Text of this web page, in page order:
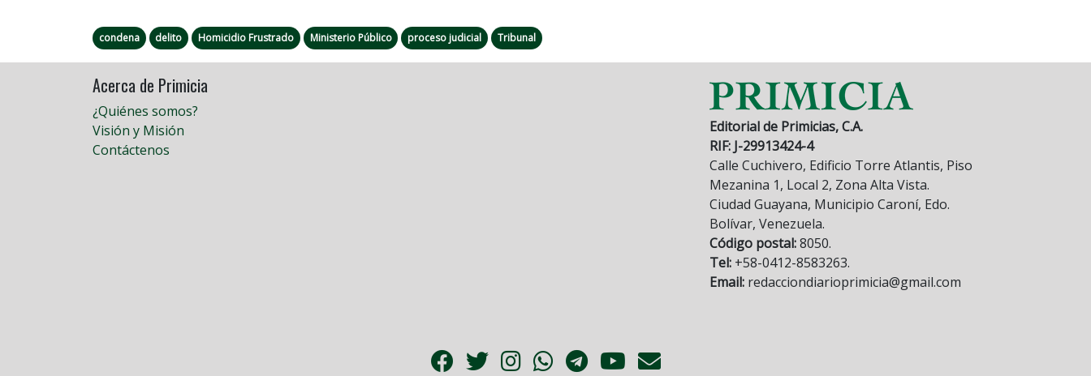
condena delito Homicidio Frustrado Ministerio Público proceso judicial Tribunal
Acerca de Primicia
¿Quiénes somos?
Visión y Misión
Contáctenos
Editorial de Primicias, C.A.
RIF: J-29913424-4
Calle Cuchivero, Edificio Torre Atlantis, Piso
Mezanina 1, Local 2, Zona Alta Vista.
Ciudad Guayana, Municipio Caroní, Edo.
Bolívar, Venezuela.
Código postal:8050.
Tel: +58-0412-8583263.
Email: redacciondiarioprimicia@gmail.com